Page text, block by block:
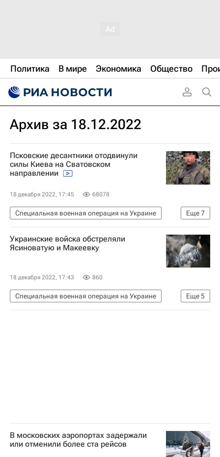
Политика В мире Экономика Общество
Архив за 18.12.2022
Псковские десантники отодвинули
силы Киева на Сватовском
направлении
18 декабря 2022, 17:45 68078
Еще7
Специальная военная операция на Украине
В мире
Киев Донбасс
Сватово
Вооруженные силы РФ
Украина
Украинские войска обстреляли
Ясиноватую и Макеевку
18 декабря 2022, 17:43 860
Еще5
Специальная военная операция на Украине
Происшествия
СЦКК
Ясиноватая
В московских аэропортах задержали
или отменили более ста рейсов